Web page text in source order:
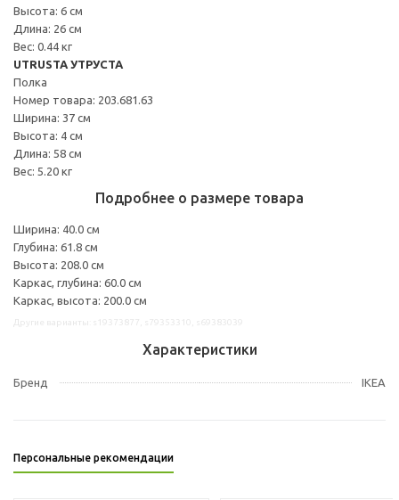
Высота: 6 см
Длина: 26 см
Вес: 0.44 кг
UTRUSTA УТРУСТА
Полка
Номер товара: 203.681.63
Ширина: 37 см
Высота: 4 см
Длина: 58 см
Вес: 5.20 кг
Подробнее о размере товара
Ширина: 40.0 см
Глубина: 61.8 см
Высота: 208.0 см
Каркас, глубина: 60.0 см
Каркас, высота: 200.0 см
Характеристики
Бренд IKEA
Персональные рекомендации